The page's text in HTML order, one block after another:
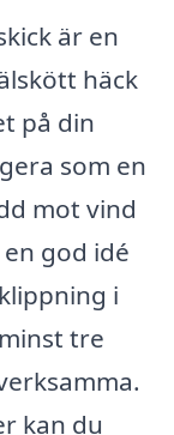
är en
häck
på din
som en
mot vind
god idé
i
tre
kan du